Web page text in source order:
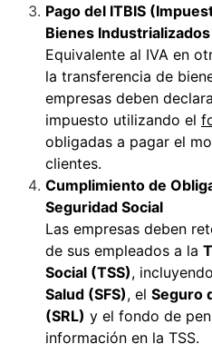
Pago del ITBIS
Bienes
Equivalente al IVA en
la transferencia de
empresas deben
impuesto utilizando el
obligadas a pagar el
clientes.
Cumplimiento de
Seguridad Social
Las empresas deben
de sus empleados a la
Social (TSS),
Salud (SFS), el Seguro
(SRL) y el fondo de
información en la TSS.